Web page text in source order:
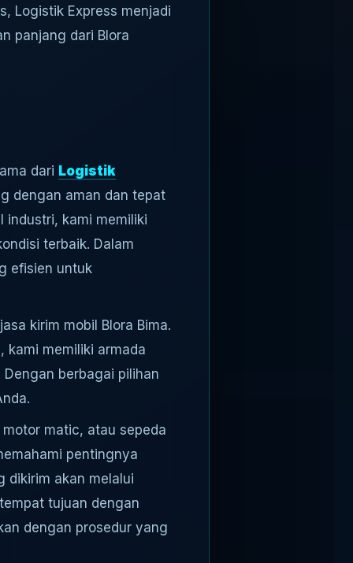
Logistik Express menjadi
panjang dari Blora
dari Logistik
dengan aman dan tepat
industri, kami memiliki
terbaik. Dalam
efisien untuk
kirim mobil Blora Bima.
kami memiliki armada
berbagai pilihan
matic, atau sepeda
pentingnya
dikirim akan melalui
tujuan dengan
dengan prosedur yang